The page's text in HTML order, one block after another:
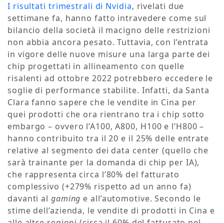
I risultati trimestrali di Nvidia, rivelati due
settimane fa, hanno fatto intravedere come sul
bilancio della società il macigno delle restrizioni
non abbia ancora pesato. Tuttavia, con l’entrata
in vigore delle nuove misure una larga parte dei
chip progettati in allineamento con quelle
risalenti ad ottobre 2022 potrebbero eccedere le
soglie di performance stabilite. Infatti, da Santa
Clara fanno sapere che le vendite in Cina per
quei prodotti che ora rientrano tra i chip sotto
embargo – ovvero l’A100, A800, H100 e l’H800 –
hanno contribuito tra il 20 e il 25% delle entrate
relative al segmento dei data center (quello che
sarà trainante per la domanda di chip per IA),
che rappresenta circa l’80% del fatturato
complessivo (+279% rispetto ad un anno fa)
davanti al gaming e all’automotive. Secondo le
stime dell’azienda, le vendite di prodotti in Cina e